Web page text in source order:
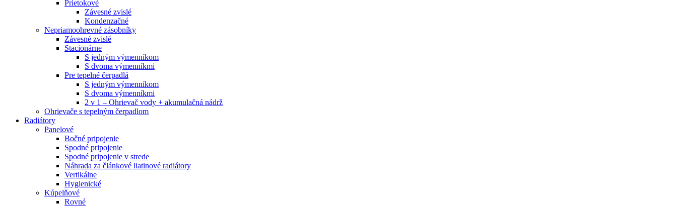
Prietokové
Závesné zvislé
Kondenzačné
Nepriamoohrevné zásobníky
Závesné zvislé
Stacionárne
S jedným výmenníkom
S dvoma výmenníkmi
Pre tepelné čerpadlá
S jedným výmenníkom
S dvoma výmenníkmi
2 v 1 – Ohrievač vody + akumulačná nádrž
Ohrievače s tepelným čerpadlom
Radiátory
Panelové
Bočné pripojenie
Spodné pripojenie
Spodné pripojenie v strede
Náhrada za článkové liatinové radiátory
Vertikálne
Hygienické
Kúpelňové
Rovné